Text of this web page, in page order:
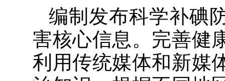
编制 发布科学补碘
害核心信息。完善健
利用传统媒体和新媒